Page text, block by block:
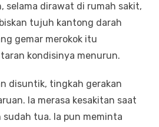
selama dirawat di rumah sakit,
tujuh kantong darah
gemar merokok itu
kondisinya menurun.
disuntik, tingkah gerakan
Ia merasa kesakitan saat
sudah tua. Ia pun meminta